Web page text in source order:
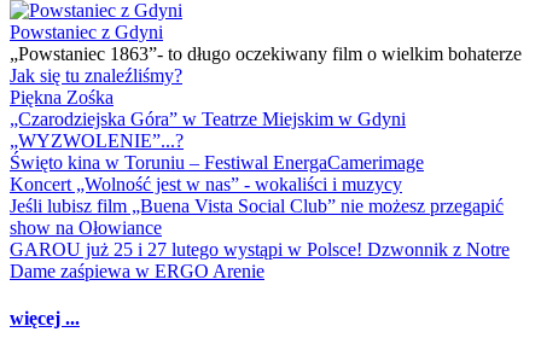
Powstaniec z Gdyni
„Powstaniec 1863”- to długo oczekiwany film o wielkim bohaterze
Jak się tu znaleźliśmy?
Piękna Zośka
„Czarodziejska Góra” w Teatrze Miejskim w Gdyni
„WYZWOLENIE”...?
Święto kina w Toruniu – Festiwal EnergaCamerimage
Koncert „Wolność jest w nas” - wokaliści i muzycy
Jeśli lubisz film „Buena Vista Social Club” nie możesz przegapić
show na Ołowiance
GAROU już 25 i 27 lutego wystąpi w Polsce! Dzwonnik z Notre
Dame zaśpiewa w ERGO Arenie
więcej ...